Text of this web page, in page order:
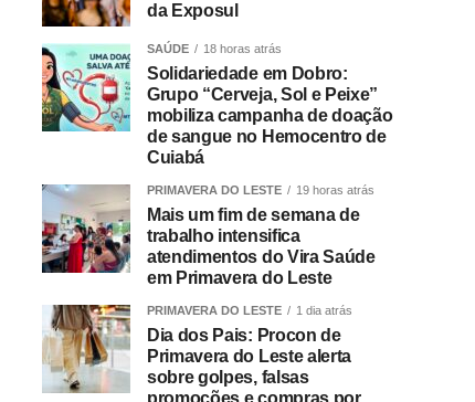
da Exposul
SAÚDE 18 horas atrás
Solidariedade em Dobro:
Grupo “Cerveja, Sol e Peixe”
mobiliza campanha de doação
de sangue no Hemocentro de
Cuiabá
PRIMAVERA DO LESTE 19 horas atrás
Mais um fim de semana de
trabalho intensifica
atendimentos do Vira Saúde
em Primavera do Leste
PRIMAVERA DO LESTE 1 dia atrás
Dia dos Pais: Procon de
Primavera do Leste alerta
sobre golpes, falsas
promoções e compras por